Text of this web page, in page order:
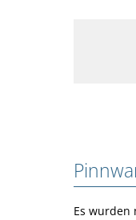
Es wurden